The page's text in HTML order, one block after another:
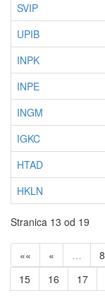
SVIP
UPIB
INPK
INPE
INGM
IGKC
HTAD
HKLN
Stranica 13 od 19
«« « … 8
15
16 17